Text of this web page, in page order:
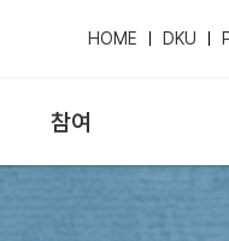
HOME DKU
참여